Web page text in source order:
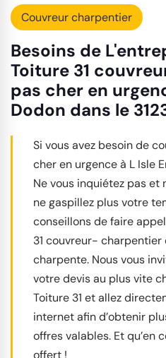
Couvreur charpentier
Besoins de
Toiture 31
pas cher en
Dodon dans le
Si vous avez besoin de
cher en urgence à L Isle
Ne vous inquiétez pas et
ne gaspillez plus votre
conseillons de faire
31 couvreur-
charpente. Nous vous
votre devis au plus vite
Toiture 31 et allez
internet afin d’obtenir
offres valables. Et qu’en
offert !